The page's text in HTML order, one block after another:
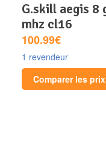
g.skill aegis 8 go (1 x 8 go) ddr4 3200
mhz cl16
100.99€
1 revendeur
Comparer les prix